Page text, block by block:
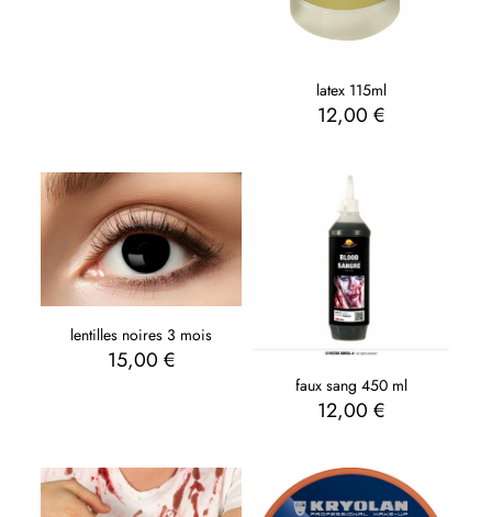
latex 115ml
12,00 €
lentilles noires 3 mois
15,00 €
faux sang 450 ml
12,00 €